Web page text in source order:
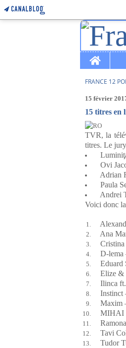
Home
FRANCE 12
15 février
15 titres en
TVR, la
titres. Le
Ovi
Adrian
Paula
Andrei
Voici donc
Ana
Cristina
D-lema
Eduard
Elize &
Ilinca ft.
Instinct
Maxim
MIHAI
Ramona
Tavi
Tudor